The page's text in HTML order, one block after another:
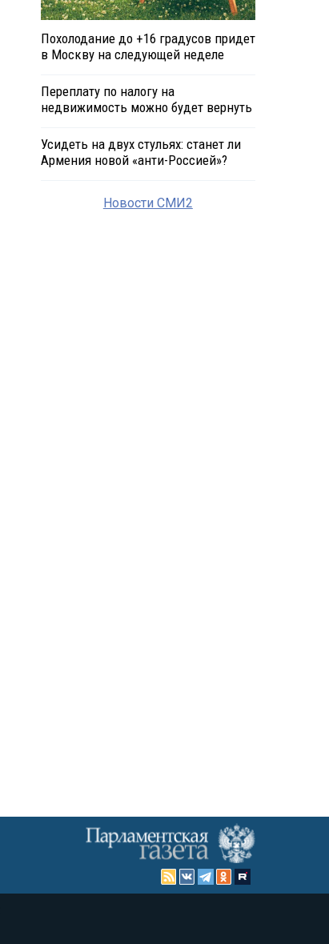
Похолодание до +16 градусов придет
в Москву на следующей неделе
Переплату по налогу на
недвижимость можно будет вернуть
Усидеть на двух стульях: станет ли
Армения новой «анти-Россией»?
Новости СМИ2